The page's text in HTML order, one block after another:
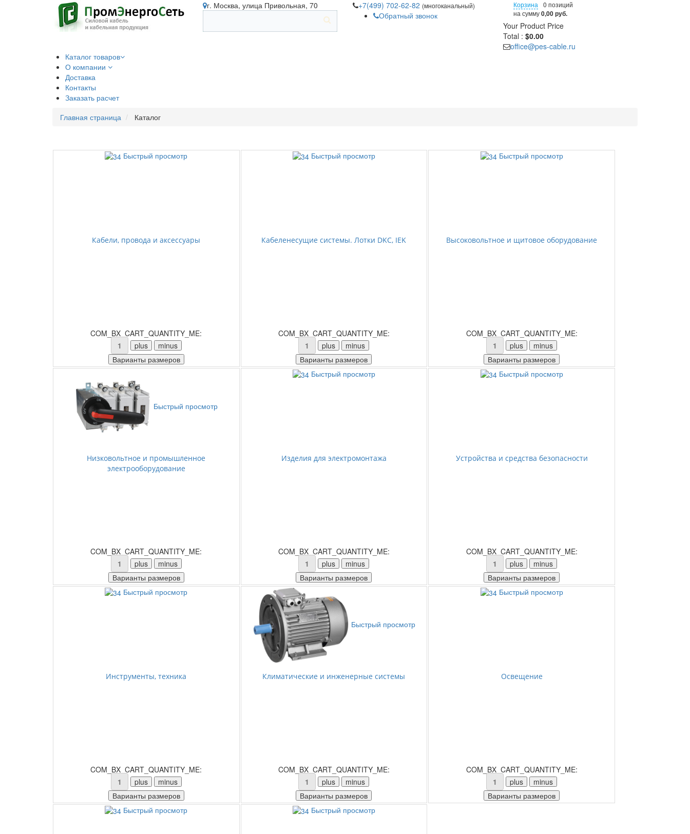
г. Москва, улица Привольная, 70 +7(499) 702-62-82 (многоканальный)
Обратный звонок
Корзина
0 позиций
на сумму0,00 руб.
Your Product Price
Total : $0.00
office@pes-cable.ru
Каталог товаров
О компании
Доставка
Контакты
Заказать расчет
Главная страница
Каталог
Быстрый просмотр
Кабели, провода и аксессуары
COM_BX_CART_QUANTITY_ME:
Быстрый просмотр
Кабеленесущие системы. Лотки DKC, IEK
COM_BX_CART_QUANTITY_ME:
Быстрый просмотр
Высоковольтное и щитовое оборудование
COM_BX_CART_QUANTITY_ME:
Быстрый просмотр
Низковольтное и промышленное
электрооборудование
COM_BX_CART_QUANTITY_ME:
Быстрый просмотр
Изделия для электромонтажа
COM_BX_CART_QUANTITY_ME:
Быстрый просмотр
Устройства и средства безопасности
COM_BX_CART_QUANTITY_ME:
Быстрый просмотр
Инструменты, техника
COM_BX_CART_QUANTITY_ME:
Быстрый просмотр
Климатические и инженерные системы
COM_BX_CART_QUANTITY_ME:
Быстрый просмотр
Освещение
COM_BX_CART_QUANTITY_ME:
Быстрый просмотр Быстрый просмотр